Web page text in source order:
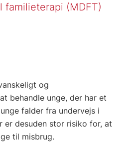
familieterapi (MDFT)
og
behandle unge, der har et
falder fra undervejs i
er desuden stor risiko for, at
til misbrug.